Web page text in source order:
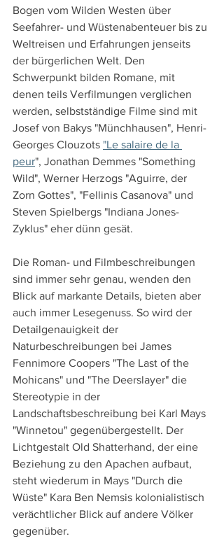
Bogen vom Wilden Westen über
Seefahrer- und Wüstenabenteuer bis zu
Weltreisen und Erfahrungen jenseits
der bürgerlichen Welt. Den
Schwerpunkt bilden Romane, mit
denen teils Verfilmungen verglichen
werden, selbstständige Filme sind mit
Josef von Bakys "Münchhausen", Henri-
Georges Clouzots "Le salaire de la
peur", Jonathan Demmes "Something
Wild", Werner Herzogs "Aguirre, der
Zorn Gottes", "Fellinis Casanova" und
Steven Spielbergs "Indiana Jones-
Zyklus" eher dünn gesät.
Die Roman- und Filmbeschreibungen
sind immer sehr genau, wenden den
Blick auf markante Details, bieten aber
auch immer Lesegenuss. So wird der
Detailgenauigkeit der
Naturbeschreibungen bei James
Fennimore Coopers "The Last of the
Mohicans" und "The Deerslayer" die
Stereotypie in der
Landschaftsbeschreibung bei Karl Mays
"Winnetou" gegenübergestellt. Der
Lichtgestalt Old Shatterhand, der eine
Beziehung zu den Apachen aufbaut,
steht wiederum in Mays "Durch die
Wüste" Kara Ben Nemsis kolonialistisch
verächtlicher Blick auf andere Völker
gegenüber.